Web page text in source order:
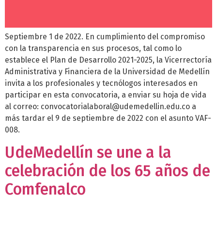
Septiembre 1 de 2022. En cumplimiento del compromiso
con la transparencia en sus procesos, tal como lo
establece el Plan de Desarrollo 2021-2025, la Vicerrectoría
Administrativa y Financiera de la Universidad de Medellín
invita a los profesionales y tecnólogos interesados en
participar en esta convocatoria, a enviar su hoja de vida
al correo: convocatorialaboral@udemedellin.edu.co a
más tardar el 9 de septiembre de 2022 con el asunto VAF-
008.
UdeMedellín se une a la
celebración de los 65 años de
Comfenalco